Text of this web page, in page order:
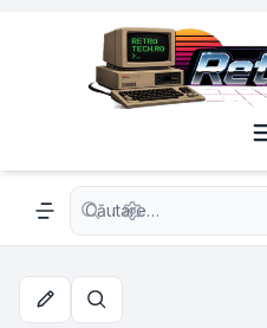
Navigation menu
Căutare avansată
Căutare